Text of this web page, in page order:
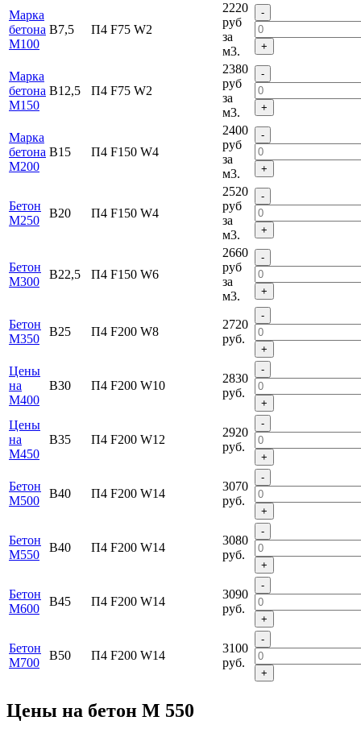
Марка
бетона
М100
В7,5 П4 F75 W2
2220
руб
за
м3.
-
+
Марка
бетона
М150
В12,5 П4 F75 W2
2380
руб
за
м3.
-
+
Марка
бетона
M200
В15 П4 F150 W4
2400
руб
за
м3.
-
+
Бетон
М250
В20 П4 F150 W4
2520
руб
за
м3.
-
+
Бетон
М300
В22,5 П4 F150 W6
2660
руб
за
м3.
-
+
Бетон
М350
В25 П4 F200 W8
2720
руб.
-
+
Цены
на
М400
В30 П4 F200 W10
2830
руб.
-
+
Цены
на
М450
В35 П4 F200 W12
2920
руб.
-
+
Бетон
М500
В40 П4 F200 W14
3070
руб.
-
+
Бетон
М550
В40 П4 F200 W14
3080
руб.
-
+
Бетон
М600
В45 П4 F200 W14
3090
руб.
-
+
Бетон
М700
В50 П4 F200 W14
3100
руб.
-
+
Цены на бетон М 550